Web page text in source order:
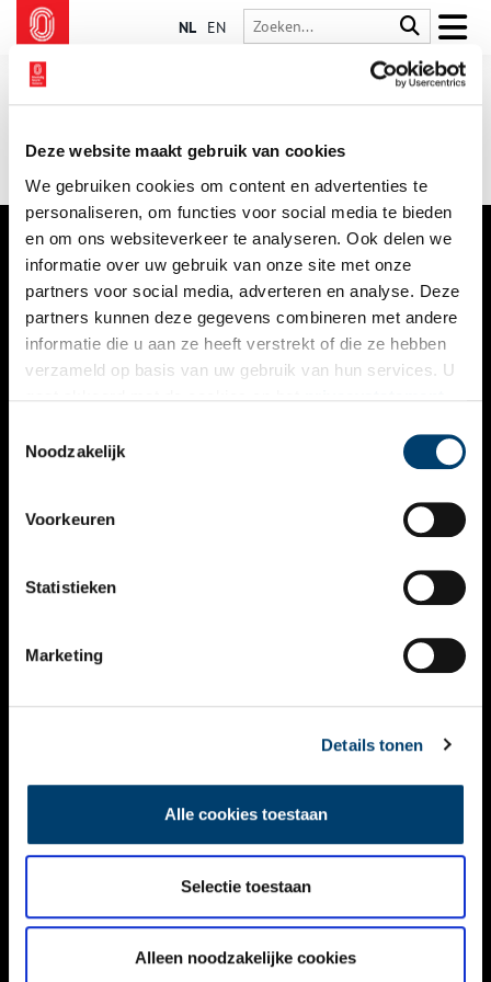
Deze website maakt gebruik van cookies
We gebruiken cookies om content en advertenties te
personaliseren, om functies voor social media te bieden
en om ons websiteverkeer te analyseren. Ook delen we
informatie over uw gebruik van onze site met onze
partners voor social media, adverteren en analyse. Deze
partners kunnen deze gegevens combineren met andere
informatie die u aan ze heeft verstrekt of die ze hebben
verzameld op basis van uw gebruik van hun services. U
Noodzakelijk
Voorkeuren
Statistieken
Marketing
Details tonen
Alle cookies toestaan
Selectie toestaan
Alleen noodzakelijke cookies
NL EN
VERHALEN
NIEUWS
KALENDER
ACTIVITEITEN
NIEUWSBRIEF
DISCLAIMER
TOEGANKELIJKHEID
Volg ONH op social media